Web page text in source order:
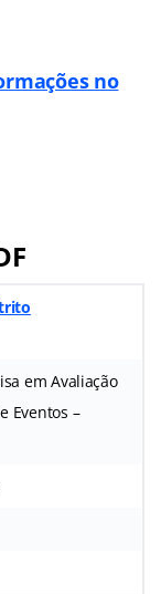
no
em Avaliação
Eventos –